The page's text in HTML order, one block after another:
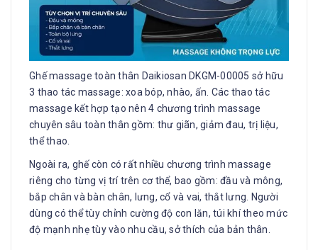
Ghế massage toàn thân Daikiosan DKGM-00005 sở hữu
3 thao tác massage: xoa bóp, nhào, ấn. Các thao tác
massage kết hợp tạo nên 4 chương trình massage
chuyên sâu toàn thân gồm: thư giãn, giảm đau, trị liệu,
thể thao.
Ngoài ra, ghế còn có rất nhiều chương trình massage
riêng cho từng vị trí trên cơ thể, bao gồm: đầu và mông,
bắp chân và bàn chân, lưng, cổ và vai, thắt lưng. Người
dùng có thể tùy chỉnh cường độ con lăn, túi khí theo mức
độ mạnh nhẹ tùy vào nhu cầu, sở thích của bản thân.